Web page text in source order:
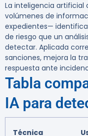
La inteligencia artificial
volúmenes de
expedientes—
de riesgo que un
detectar. Aplicada
sanciones, mejora la
respuesta ante
Tabla
IA para
Técnica